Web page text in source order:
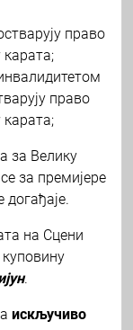
право
карата;
право
карата;
за Велику
за премијере
догађаје.
на Сцени
.
искључиво